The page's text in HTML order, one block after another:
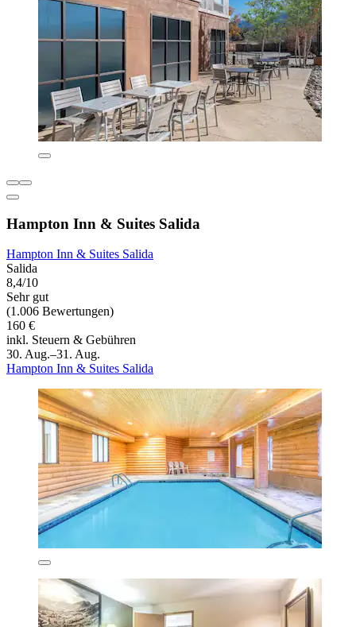
Hampton Inn & Suites Salida
Hampton Inn & Suites Salida
Salida
8,4/10
Sehr gut
(1.006 Bewertungen)
160 €
inkl. Steuern & Gebühren
30. Aug.–31. Aug.
Hampton Inn & Suites Salida